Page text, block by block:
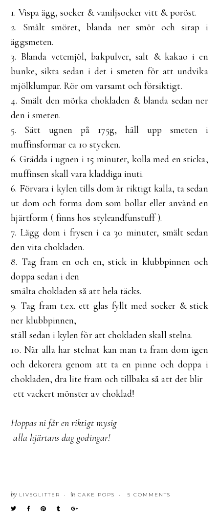
1. Vispa ägg, socker & vaniljsocker vitt & poröst.
2. Smält smöret, blanda ner smör och sirap i
äggsmeten.
3. Blanda vetemjöl, bakpulver, salt & kakao i en
bunke, sikta sedan i det i smeten för att undvika
mjölklumpar. Rör om varsamt och försiktigt.
4. Smält den mörka chokladen & blanda sedan ner
den i smeten.
5. Sätt ugnen på 175g, häll upp smeten i
muffinsformar ca 10 stycken.
6. Grädda i ugnen i 15 minuter, kolla med en sticka,
muffinsen skall vara kladdiga inuti.
6. Förvara i kylen tills dom är riktigt kalla, ta sedan
ut dom och forma dom som bollar eller använd en
hjärtform ( finns hos styleandfunstuff ).
7. Lägg dom i frysen i ca 30 minuter, smält sedan
den vita chokladen.
8. Tag fram en och en, stick in klubbpinnen och
doppa sedan i den
smälta chokladen så att hela täcks.
9. Tag fram t.ex. ett glas fyllt med socker & stick
ner klubbpinnen,
ställ sedan i kylen för att chokladen skall stelna.
10. När alla har stelnat kan man ta fram dom igen
och dekorera genom att ta en pinne och doppa i
chokladen, dra lite fram och tillbaka så att det blir
ett vackert mönster av choklad!
Hoppas ni får en riktigt mysig
alla hjärtans dag godingar!
by LIVSGLITTER • in CAKE POPS • 5 COMMENTS